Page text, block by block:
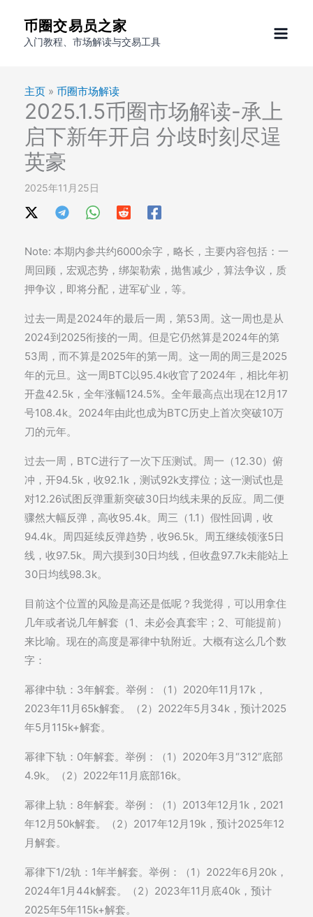
币圈交易员之家
入门教程、市场解读与交易工具
主页 » 币圈市场解读
2025.1.5币圈市场解读-承上
启下新年开启 分歧时刻尽逞
英豪
2025年11月25日
Note: 本期内参共约6000余字，略长，主要内容包括：一
周回顾，宏观态势，绑架勒索，抛售减少，算法争议，质
押争议，即将分配，进军矿业，等。
过去一周是2024年的最后一周，第53周。这一周也是从
2024到2025衔接的一周。但是它仍然算是2024年的第
53周，而不算是2025年的第一周。这一周的周三是2025
年的元旦。这一周BTC以95.4k收官了2024年，相比年初
开盘42.5k，全年涨幅124.5%。全年最高点出现在12月17
号108.4k。2024年由此也成为BTC历史上首次突破10万
刀的元年。
过去一周，BTC进行了一次下压测试。周一（12.30）俯
冲，开94.5k，收92.1k，测试92k支撑位；这一测试也是
对12.26试图反弹重新突破30日均线未果的反应。周二便
骤然大幅反弹，高收95.4k。周三（1.1）假性回调，收
94.4k。周四延续反弹趋势，收96.5k。周五继续领涨5日
线，收97.5k。周六摸到30日均线，但收盘97.7k未能站上
30日均线98.3k。
目前这个位置的风险是高还是低呢？我觉得，可以用拿住
几年或者说几年解套（1、未必会真套牢；2、可能提前）
来比喻。现在的高度是幂律中轨附近。大概有这么几个数
字：
幂律中轨：3年解套。举例：（1）2020年11月17k，
2023年11月65k解套。（2）2022年5月34k，预计2025
年5月115k+解套。
幂律下轨：0年解套。举例：（1）2020年3月“312”底部
4.9k。（2）2022年11月底部16k。
幂律上轨：8年解套。举例：（1）2013年12月1k，2021
年12月50k解套。（2）2017年12月19k，预计2025年12
月解套。
幂律下1/2轨：1年半解套。举例：（1）2022年6月20k，
2024年1月44k解套。（2）2023年11月底40k，预计
2025年5年115k+解套。